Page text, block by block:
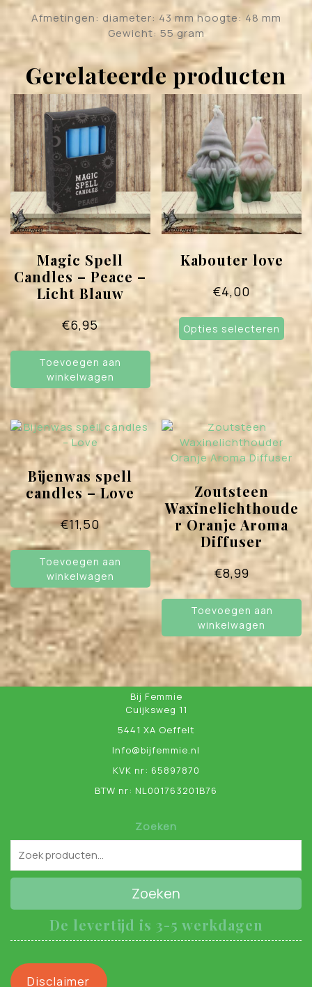
Afmetingen: diameter: 43 mm hoogte: 48 mm
Gewicht: 55 gram
Gerelateerde producten
Magic Spell
Candles – Peace –
Licht Blauw
€6,95
Toevoegen aan
winkelwagen
Kabouter love
€4,00
Opties selecteren
Deze
op
de
Bijenwas spell
candles – Love
€11,50
Toevoegen aan
winkelwagen
Zoutsteen
Waxinelichthoude
r Oranje Aroma
Diffuser
€8,99
Toevoegen aan
winkelwagen
Bij Femmie
Cuijksweg 11
5441 XA Oeffelt
Info@bijfemmie.nl
KVK nr: 65897870
BTW nr: NL001763201B76
Zoeken
Zoeken
De levertijd is 3-5 werkdagen
Disclaimer